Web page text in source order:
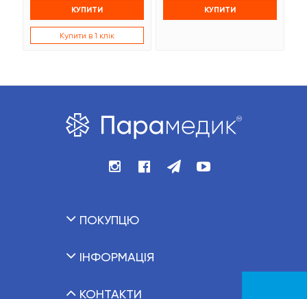
КУПИТИ
Купити в 1 клік
КУПИТИ
ПОКУПЦЮ
ІНФОРМАЦІЯ
КОНТАКТИ